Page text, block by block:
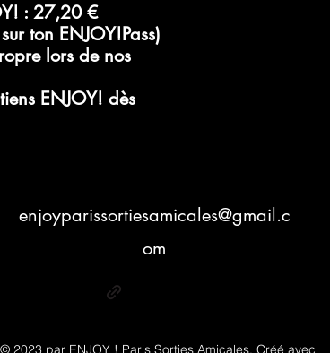
: 27,20 €
ton ENJOY!Pass)
lors de nos
ENJOY! dès
enjoyparissortiesamicales@gmail.c
om
© 2023 par ENJOY ! Paris Sorties Amicales. Créé avec